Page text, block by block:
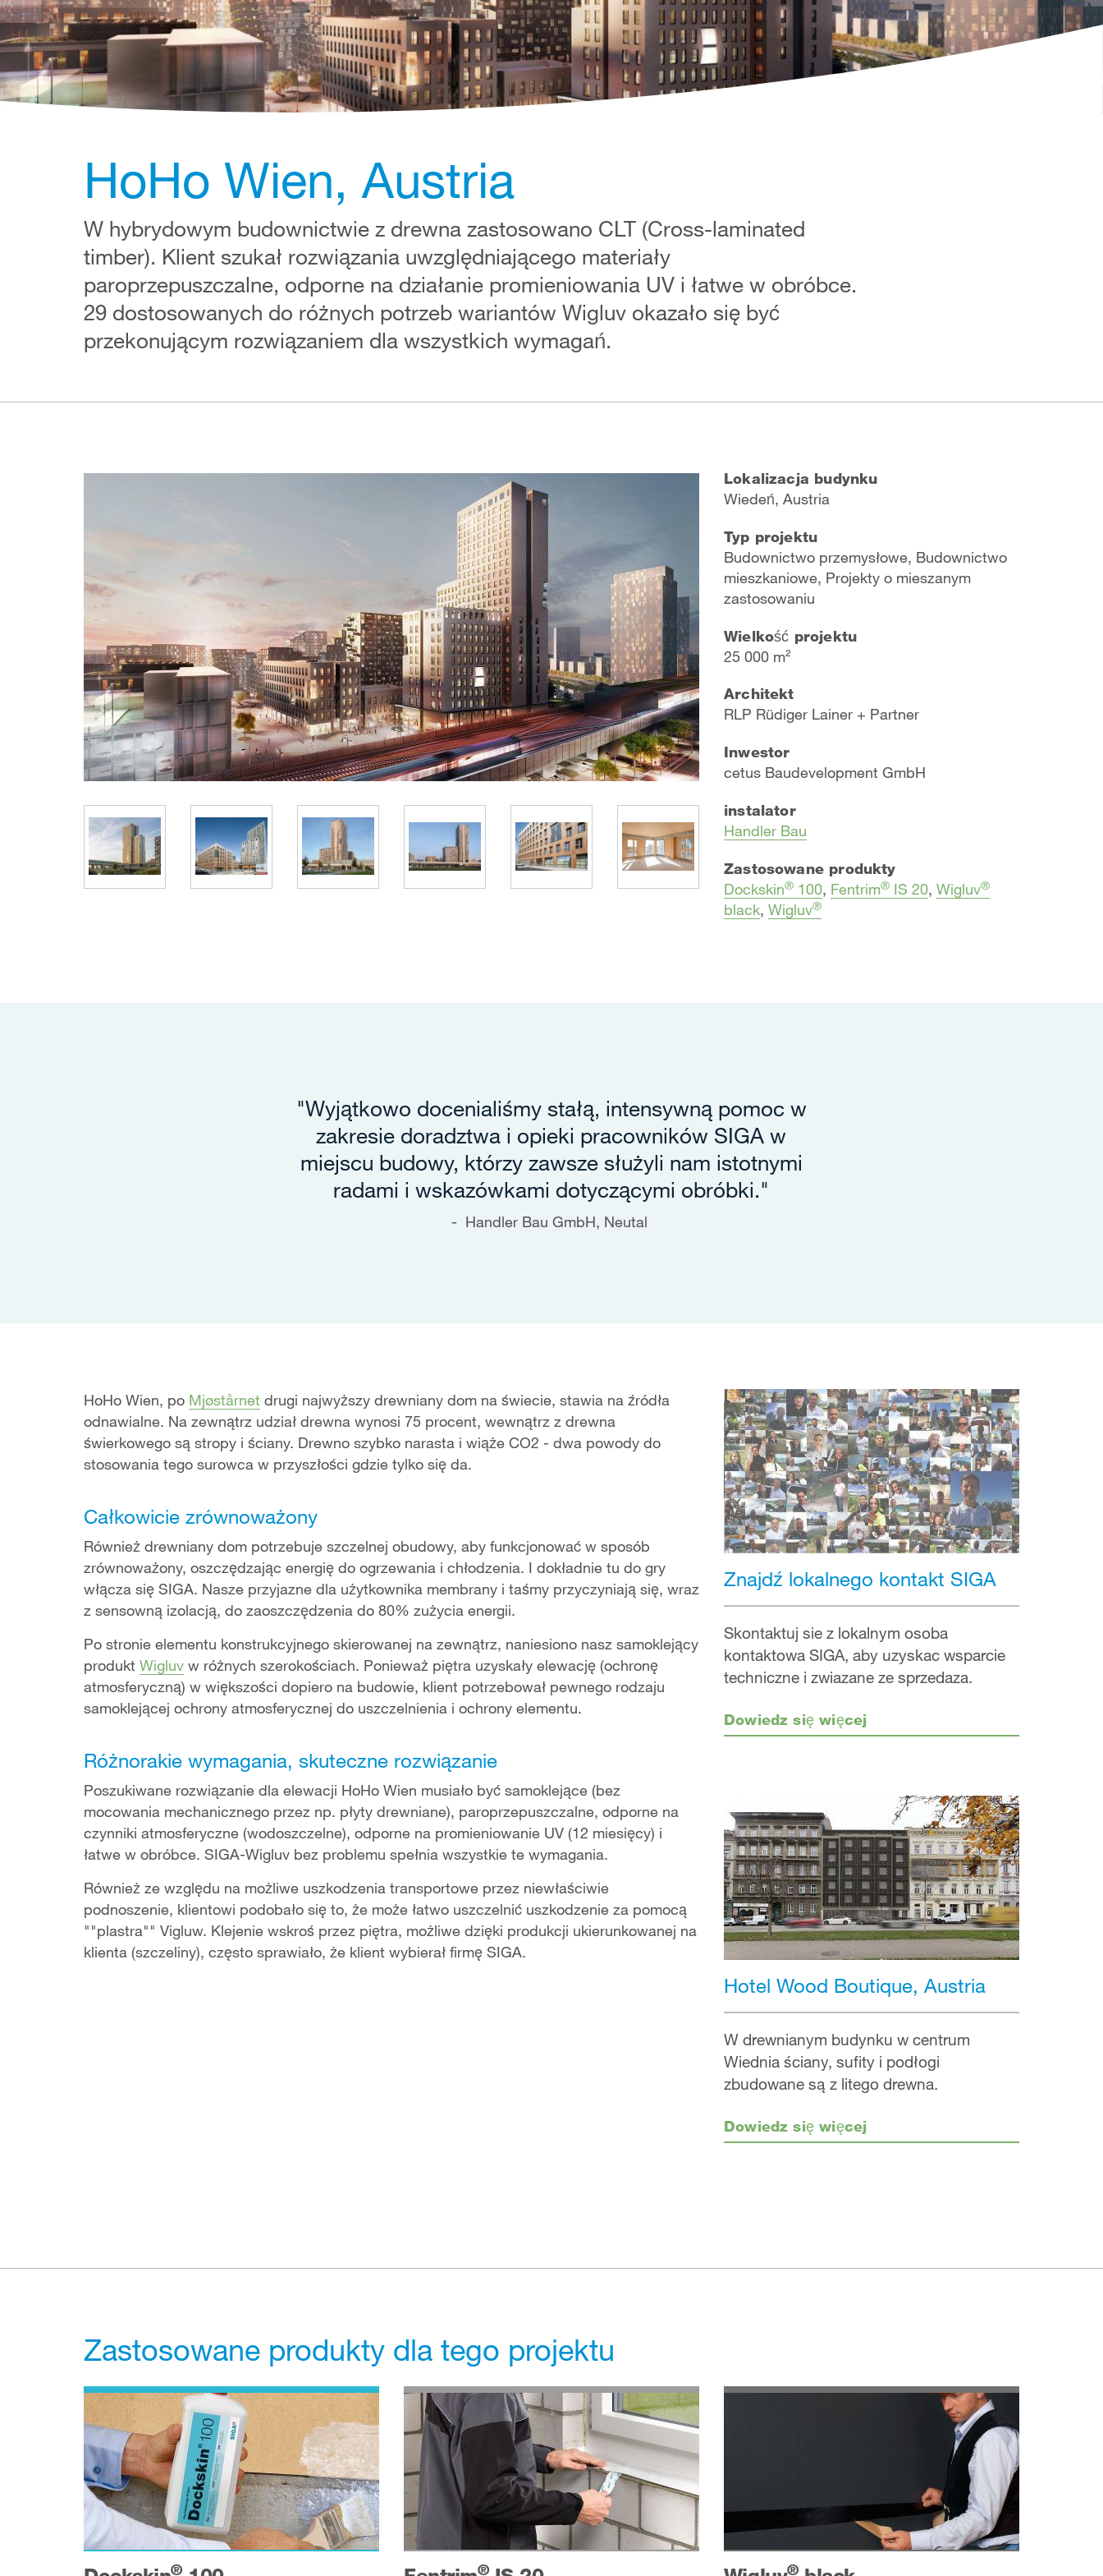
HoHo Wien, Austria
W hybrydowym budownictwie z drewna zastosowano CLT (Cross-laminated
timber). Klient szukał rozwiązania uwzględniającego materiały
paroprzepuszczalne, odporne na działanie promieniowania UV i łatwe w obróbce.
29 dostosowanych do różnych potrzeb wariantów Wigluv okazało się być
przekonującym rozwiązaniem dla wszystkich wymagań.
Lokalizacja budynku
Wiedeń, Austria
Typ projektu
Budownictwo przemysłowe, Budownictwo
mieszkaniowe, Projekty o mieszanym
zastosowaniu
Wielkość projektu
25 000 m²
Architekt
RLP Rüdiger Lainer + Partner
Inwestor
cetus Baudevelopment GmbH
instalator
Handler Bau
Zastosowane produkty
Dockskin® 100, Fentrim® IS 20, Wigluv®
black, Wigluv®
"Wyjątkowo docenialiśmy stałą, intensywną pomoc w
zakresie doradztwa i opieki pracowników SIGA w
miejscu budowy, którzy zawsze służyli nam istotnymi
radami i wskazówkami dotyczącymi obróbki."
Handler Bau GmbH, Neutal
HoHo Wien, po Mjøstårnet drugi najwyższy drewniany dom na świecie, stawia na źródła
odnawialne. Na zewnątrz udział drewna wynosi 75 procent, wewnątrz z drewna
świerkowego są stropy i ściany. Drewno szybko narasta i wiąże CO2 - dwa powody do
stosowania tego surowca w przyszłości gdzie tylko się da.
Całkowicie zrównoważony
Również drewniany dom potrzebuje szczelnej obudowy, aby funkcjonować w sposób
zrównoważony, oszczędzając energię do ogrzewania i chłodzenia. I dokładnie tu do gry
włącza się SIGA. Nasze przyjazne dla użytkownika membrany i taśmy przyczyniają się, wraz
z sensowną izolacją, do zaoszczędzenia do 80% zużycia energii.
Po stronie elementu konstrukcyjnego skierowanej na zewnątrz, naniesiono nasz samoklejący
produkt Wigluv w różnych szerokościach. Ponieważ piętra uzyskały elewację (ochronę
atmosferyczną) w większości dopiero na budowie, klient potrzebował pewnego rodzaju
samoklejącej ochrony atmosferycznej do uszczelnienia i ochrony elementu.
Różnorakie wymagania, skuteczne rozwiązanie
Poszukiwane rozwiązanie dla elewacji HoHo Wien musiało być samoklejące (bez
mocowania mechanicznego przez np. płyty drewniane), paroprzepuszczalne, odporne na
czynniki atmosferyczne (wodoszczelne), odporne na promieniowanie UV (12 miesięcy) i
łatwe w obróbce. SIGA-Wigluv bez problemu spełnia wszystkie te wymagania.
Również ze względu na możliwe uszkodzenia transportowe przez niewłaściwie
podnoszenie, klientowi podobało się to, że może łatwo uszczelnić uszkodzenie za pomocą
""plastra"" Vigluw. Klejenie wskroś przez piętra, możliwe dzięki produkcji ukierunkowanej na
klienta (szczeliny), często sprawiało, że klient wybierał firmę SIGA.
Znajdź lokalnego kontakt SIGA
Skontaktuj sie z lokalnym osoba
kontaktowa SIGA, aby uzyskac wsparcie
techniczne i zwiazane ze sprzedaza.
Dowiedz się więcej
Hotel Wood Boutique, Austria
W drewnianym budynku w centrum
Wiednia ściany, sufity i podłogi
zbudowane są z litego drewna.
Dowiedz się więcej
Zastosowane produkty dla tego projektu
® ® ®